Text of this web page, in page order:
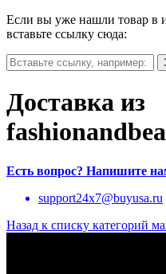
Если вы уже нашли товар в
вставьте ссылку сюда:
Доставка из
Есть вопрос? Напишите
support24x7@buyusa.ru
Назад к списку категорий